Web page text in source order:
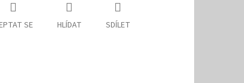
SE HLÍDAT SDÍLET